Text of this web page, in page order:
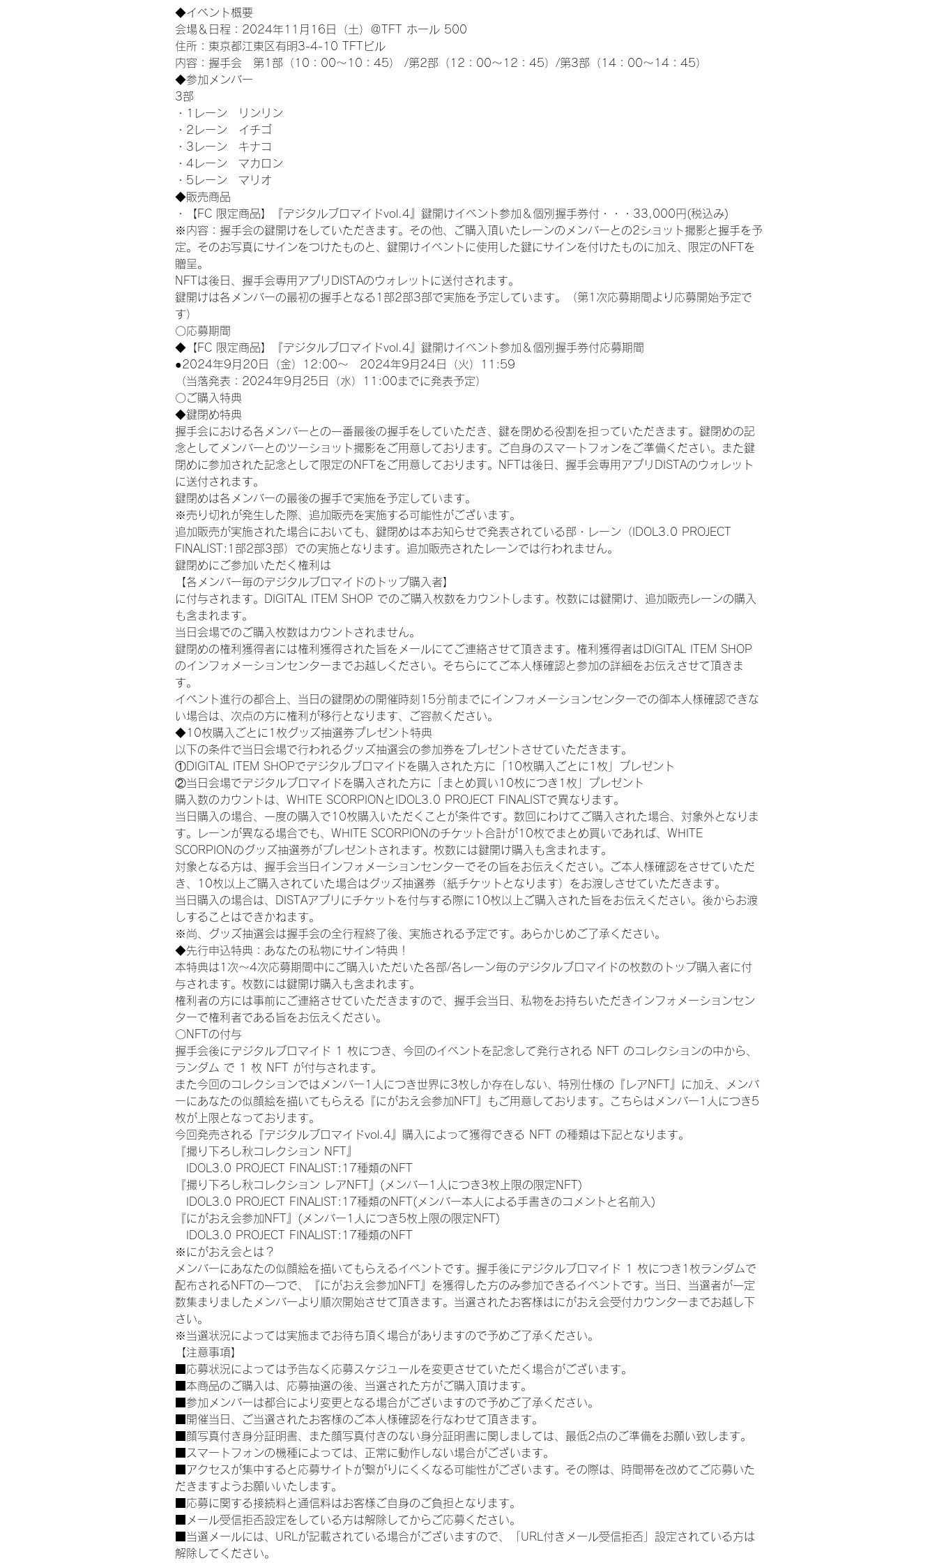
◆イベント概要
会場＆日程：2024年11月16日（土）＠TFT ホール 500
住所：東京都江東区有明3-4-10 TFTビル
内容：握手会　第1部（10：00～10：45） /第2部（12：00～12：45）/第3部（14：00～14：45）
◆参加メンバー
3部
・1レーン　リンリン
・2レーン　イチゴ
・3レーン　キナコ
・4レーン　マカロン
・5レーン　マリオ
◆販売商品
・【FC 限定商品】『デジタルブロマイドvol.4』鍵開けイベント参加＆個別握手券付・・・33,000円(税込み)
※内容：握手会の鍵開けをしていただきます。その他、ご購入頂いたレーンのメンバーとの2ショット撮影と握手を予
定。そのお写真にサインをつけたものと、鍵開けイベントに使用した鍵にサインを付けたものに加え、限定のNFTを
贈呈。
NFTは後日、握手会専用アプリDISTAのウォレットに送付されます。
鍵開けは各メンバーの最初の握手となる1部2部3部で実施を予定しています。（第1次応募期間より応募開始予定で
す）
〇応募期間
◆【FC 限定商品】『デジタルブロマイドvol.4』鍵開けイベント参加＆個別握手券付応募期間
●2024年9月20日（金）12:00～　2024年9月24日（火）11:59
（当落発表：2024年9月25日（水）11:00までに発表予定）
〇ご購入特典
◆鍵閉め特典
握手会における各メンバーとの一番最後の握手をしていただき、鍵を閉める役割を担っていただきます。鍵閉めの記
念としてメンバーとのツーショット撮影をご用意しております。ご自身のスマートフォンをご準備ください。また鍵
閉めに参加された記念として限定のNFTをご用意しております。NFTは後日、握手会専用アプリDISTAのウォレット
に送付されます。
鍵閉めは各メンバーの最後の握手で実施を予定しています。
※売り切れが発生した際、追加販売を実施する可能性がございます。
追加販売が実施された場合においても、鍵閉めは本お知らせで発表されている部・レーン（IDOL3.0 PROJECT
FINALIST:1部2部3部）での実施となります。追加販売されたレーンでは行われません。
鍵閉めにご参加いただく権利は
【各メンバー毎のデジタルブロマイドのトップ購入者】
に付与されます。DIGITAL ITEM SHOP でのご購入枚数をカウントします。枚数には鍵開け、追加販売レーンの購入
も含まれます。
当日会場でのご購入枚数はカウントされません。
鍵閉めの権利獲得者には権利獲得された旨をメールにてご連絡させて頂きます。権利獲得者はDIGITAL ITEM SHOP
のインフォメーションセンターまでお越しください。そちらにてご本人様確認と参加の詳細をお伝えさせて頂きま
す。
イベント進行の都合上、当日の鍵閉めの開催時刻15分前までにインフォメーションセンターでの御本人様確認できな
い場合は、次点の方に権利が移行となります、ご容赦ください。
◆10枚購入ごとに1枚グッズ抽選券プレゼント特典
以下の条件で当日会場で行われるグッズ抽選会の参加券をプレゼントさせていただきます。
①DIGITAL ITEM SHOPでデジタルブロマイドを購入された方に「10枚購入ごとに1枚」プレゼント
②当日会場でデジタルブロマイドを購入された方に「まとめ買い10枚につき1枚」プレゼント
購入数のカウントは、WHITE SCORPIONとIDOL3.0 PROJECT FINALISTで異なります。
当日購入の場合、一度の購入で10枚購入いただくことが条件です。数回にわけてご購入された場合、対象外となりま
す。レーンが異なる場合でも、WHITE SCORPIONのチケット合計が10枚でまとめ買いであれば、WHITE
SCORPIONのグッズ抽選券がプレゼントされます。枚数には鍵開け購入も含まれます。
対象となる方は、握手会当日インフォメーションセンターでその旨をお伝えください。ご本人様確認をさせていただ
き、10枚以上ご購入されていた場合はグッズ抽選券（紙チケットとなります）をお渡しさせていただきます。
当日購入の場合は、DISTAアプリにチケットを付与する際に10枚以上ご購入された旨をお伝えください。後からお渡
しすることはできかねます。
※尚、グッズ抽選会は握手会の全行程終了後、実施される予定です。あらかじめご了承ください。
◆先行申込特典：あなたの私物にサイン特典！
本特典は1次〜4次応募期間中にご購入いただいた各部/各レーン毎のデジタルブロマイドの枚数のトップ購入者に付
与されます。枚数には鍵開け購入も含まれます。
権利者の方には事前にご連絡させていただきますので、握手会当日、私物をお持ちいただきインフォメーションセン
ターで権利者である旨をお伝えください。
〇NFTの付与
握手会後にデジタルブロマイド 1 枚につき、今回のイベントを記念して発行される NFT のコレクションの中から、
ランダム で 1 枚 NFT が付与されます。
また今回のコレクションではメンバー1人につき世界に3枚しか存在しない、特別仕様の『レアNFT』に加え、メンバ
ーにあなたの似顔絵を描いてもらえる『にがおえ会参加NFT』もご用意しております。こちらはメンバー1人につき5
枚が上限となっております。
今回発売される『デジタルブロマイドvol.4』購入によって獲得できる NFT の種類は下記となります。
『撮り下ろし秋コレクション NFT』
IDOL3.0 PROJECT FINALIST:17種類のNFT
『撮り下ろし秋コレクション レアNFT』(メンバー1人につき3枚上限の限定NFT)
IDOL3.0 PROJECT FINALIST:17種類のNFT(メンバー本人による手書きのコメントと名前入)
『にがおえ会参加NFT』(メンバー1人につき5枚上限の限定NFT)
IDOL3.0 PROJECT FINALIST:17種類のNFT
※にがおえ会とは？
メンバーにあなたの似顔絵を描いてもらえるイベントです。握手後にデジタルブロマイド 1 枚につき1枚ランダムで
配布されるNFTの一つで、『にがおえ会参加NFT』を獲得した方のみ参加できるイベントです。当日、当選者が一定
数集まりましたメンバーより順次開始させて頂きます。当選されたお客様はにがおえ会受付カウンターまでお越し下
さい。
※当選状況によっては実施までお待ち頂く場合がありますので予めご了承ください。
【注意事項】
■応募状況によっては予告なく応募スケジュールを変更させていただく場合がございます。
■本商品のご購入は、応募抽選の後、当選された方がご購入頂けます。
■参加メンバーは都合により変更となる場合がございますので予めご了承ください。
■開催当日、ご当選されたお客様のご本人様確認を行なわせて頂きます。
■顔写真付き身分証明書、また顔写真付きのない身分証明書に関しましては、最低2点のご準備をお願い致します。
■スマートフォンの機種によっては、正常に動作しない場合がございます。
■アクセスが集中すると応募サイトが繋がりにくくなる可能性がございます。その際は、時間帯を改めてご応募いた
だきますようお願いいたします。
■応募に関する接続料と通信料はお客様ご自身のご負担となります。
■メール受信拒否設定をしている方は解除してからご応募ください。
■当選メールには、URLが記載されている場合がございますので、「URL付きメール受信拒否」設定されている方は
解除してください。